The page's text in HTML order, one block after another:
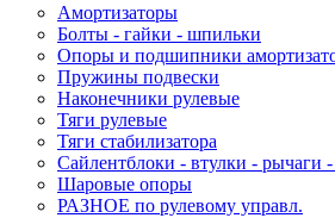
Амортизаторы
Болты - гайки - шпильки
Опоры и подшипники
Пружины подвески
Наконечники рулевые
Тяги рулевые
Тяги стабилизатора
Сайлентблоки - втулки - рычаги
Шаровые опоры
РАЗНОЕ по рулевому управл.